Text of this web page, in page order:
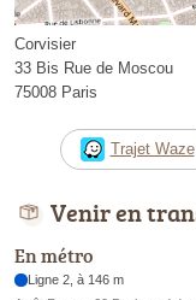
Corvisier
33 Bis Rue de Moscou
75008 Paris
Trajet Waze
Venir en
En métro
Ligne 2, à 146 m